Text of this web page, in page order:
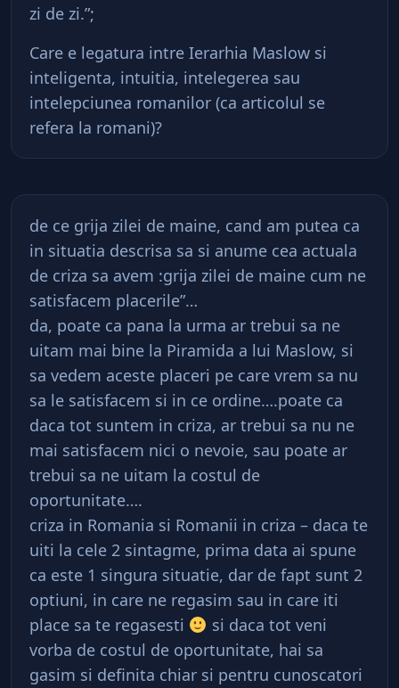
zi de zi.”;
Care e legatura intre Ierarhia Maslow si
inteligenta, intuitia, intelegerea sau
intelepciunea romanilor (ca articolul se
refera la romani)?
de ce grija zilei de maine, cand am putea ca
in situatia descrisa sa si anume cea actuala
de criza sa avem :grija zilei de maine cum ne
satisfacem placerile”…
da, poate ca pana la urma ar trebui sa ne
uitam mai bine la Piramida a lui Maslow, si
sa vedem aceste placeri pe care vrem sa nu
sa le satisfacem si in ce ordine….poate ca
daca tot suntem in criza, ar trebui sa nu ne
mai satisfacem nici o nevoie, sau poate ar
trebui sa ne uitam la costul de
oportunitate….
criza in Romania si Romanii in criza – daca te
uiti la cele 2 sintagme, prima data ai spune
ca este 1 singura situatie, dar de fapt sunt 2
optiuni, in care ne regasim sau in care iti
place sa te regasesti
si daca tot veni
vorba de costul de oportunitate, hai sa
gasim si definita chiar si pentru cunoscatori